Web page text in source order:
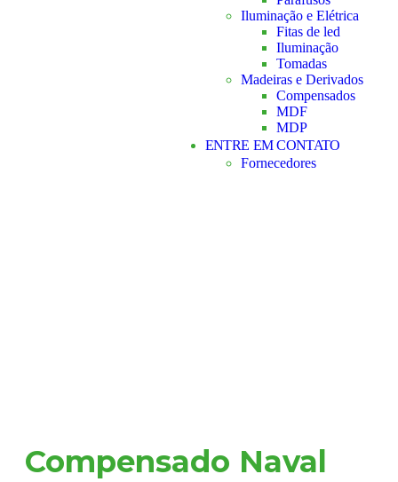
Iluminação e Elétrica
Fitas de led
Iluminação
Tomadas
Madeiras e Derivados
Compensados
MDF
MDP
ENTRE EM CONTATO
Fornecedores
Compensado Naval